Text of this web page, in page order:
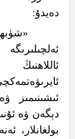
دەيدۇ:
ئىشىنىمىز
دېگەن ۋە
بولغانلار،